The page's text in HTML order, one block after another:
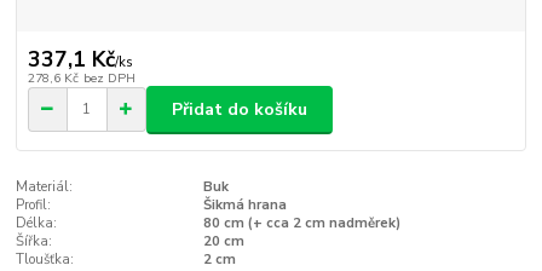
337,1 Kč/ks
278,6 Kč bez DPH
Přidat do košíku
Materiál:
Buk
Profil:
Šikmá hrana
Délka:
80 cm (+ cca 2 cm nadměrek)
Šířka:
20 cm
Tloušťka:
2 cm